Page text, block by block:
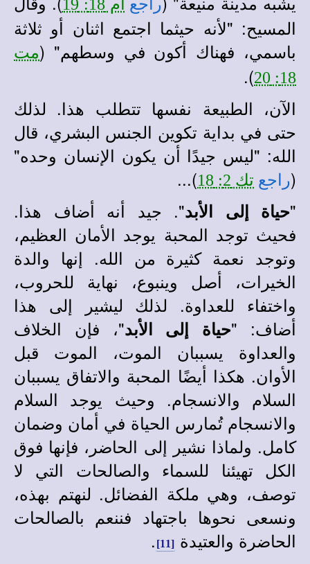
راجع أم 18: 19
المسيح: "لأنه حيثما اجتمع اثنان أو ثلاثة
باسمي، فهناك أكون في وسطهم" (مت
18: 20
).
الآن، الطبيعة نفسها تتطلب هذا. لذلك
حتى في بداية تكوين الجنس البشري، قال
الله: "ليس جيدًا أن يكون الإنسان وحده"
(راجع تك 2: 18
)...
"حياة إلى الأبد". جيد أنه أضاف هذا.
فحيث توجد المحبة يوجد الأمان العظيم،
وتوجد نعمة كثيرة من الله. إنها والدة
الخيرات، أصل وينبوع، نهاية للحروب،
واختفاء للعداوة. لذلك ليشير إلى هذا
أضاف: "حياة إلى الأبد"، فإن الخلاف
والعداوة يسببان الموت، الموت قبل
الأوان. هكذا أيضًا المحبة والاتفاق يسببان
السلام والانسجام. وحيث يوجد السلام
والانسجام تُمارس الحياة في أمان وضمان
كامل. ولماذا نشير إلى الحاضر، فإنها فوق
الكل تهيئنا للسماء والصالحات التي لا
توصف، وهي ملكة الفضائل. لنهتم بهذه،
ونسعى نحوها باجتهاد فننعم بالصالحات
الحاضرة والعتيدة [11]
.